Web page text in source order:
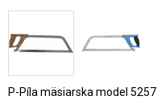
P-Píla mäsiarska model 5257